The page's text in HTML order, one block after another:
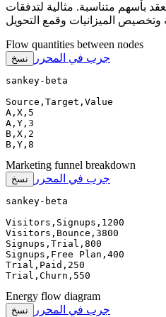
بأسهم متناسبة. مثالية لتدفقات
Flow quantities between nodes
نسخ جرب في المحرر
sankey-beta
Source,Target,Value
A,X,5
A,Y,3
B,X,2
B,Y,8
Marketing funnel breakdown
نسخ جرب في المحرر
sankey-beta
Visitors,Signups,1200
Visitors,Bounce,3800
Signups,Trial,800
Signups,Free Plan,400
Trial,Paid,250
Trial,Churn,550
Energy flow diagram
نسخ جرب في المحرر